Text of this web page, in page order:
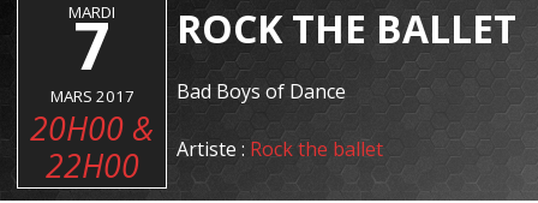
MARDI
7
MARS 2017
20H00 &
22H00
ROCK THE BALLET
Bad Boys of Dance
Artiste : Rock the ballet